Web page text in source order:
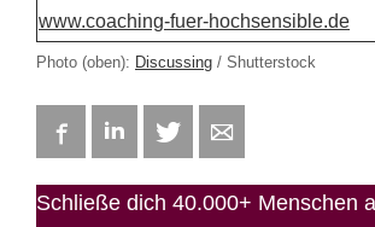
www.coaching-fuer-hochsensible.de
Photo (oben): Discussing / Shutterstock
FacebookLinkedIn Twitter
Schließe dich 40.000+ Menschen